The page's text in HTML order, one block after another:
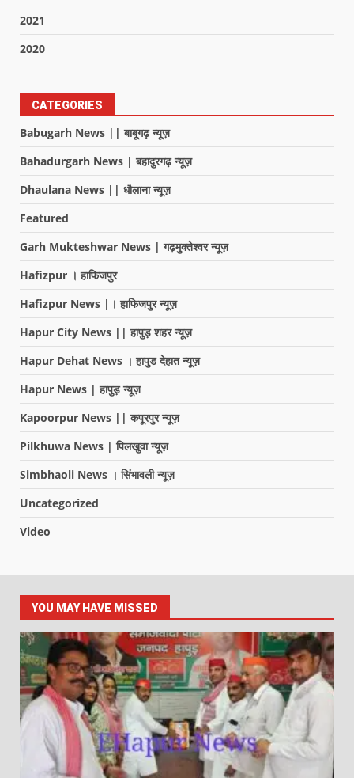
2021
2020
CATEGORIES
Babugarh News || बाबूगढ़ न्यूज़
Bahadurgarh News | बहादुरगढ़ न्यूज़
Dhaulana News || धौलाना न्यूज़
Featured
Garh Mukteshwar News | गढ़मुक्तेश्वर न्यूज़
Hafizpur । हाफिजपुर
Hafizpur News |। हाफिजपुर न्यूज़
Hapur City News || हापुड़ शहर न्यूज़
Hapur Dehat News । हापुड देहात न्यूज़
Hapur News | हापुड़ न्यूज़
Kapoorpur News || कपूरपुर न्यूज़
Pilkhuwa News | पिलखुवा न्यूज़
Simbhaoli News । सिंभावली न्यूज़
Uncategorized
Video
YOU MAY HAVE MISSED